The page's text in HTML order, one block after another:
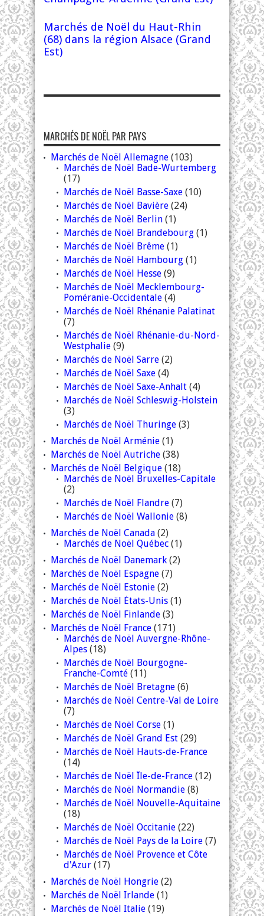
Marchés de Noël du Haut-Rhin
(68) dans la région Alsace (Grand
Est)
MARCHÉS DE NOËL PAR PAYS
Marchés de Noël Allemagne (103)
Marchés de Noël Bade-Wurtemberg
(17)
Marchés de Noël Basse-Saxe (10)
Marchés de Noël Bavière (24)
Marchés de Noël Berlin (1)
Marchés de Noël Brandebourg (1)
Marchés de Noël Brême (1)
Marchés de Noël Hambourg (1)
Marchés de Noël Hesse (9)
Marchés de Noël Mecklembourg-
Poméranie-Occidentale (4)
Marchés de Noël Rhénanie Palatinat
(7)
Marchés de Noël Rhénanie-du-Nord-
Westphalie (9)
Marchés de Noël Sarre (2)
Marchés de Noël Saxe (4)
Marchés de Noël Saxe-Anhalt (4)
Marchés de Noël Schleswig-Holstein
(3)
Marchés de Noël Thuringe (3)
Marchés de Noël Arménie (1)
Marchés de Noël Autriche (38)
Marchés de Noël Belgique (18)
Marchés de Noël Bruxelles-Capitale
(2)
Marchés de Noël Flandre (7)
Marchés de Noël Wallonie (8)
Marchés de Noël Canada (2)
Marchés de Noël Québec (1)
Marchés de Noël Danemark (2)
Marchés de Noël Espagne (7)
Marchés de Noël Estonie (2)
Marchés de Noël États-Unis (1)
Marchés de Noël Finlande (3)
Marchés de Noël France (171)
Marchés de Noël Auvergne-Rhône-
Alpes (18)
Marchés de Noël Bourgogne-
Franche-Comté (11)
Marchés de Noël Bretagne (6)
Marchés de Noël Centre-Val de Loire
(7)
Marchés de Noël Corse (1)
Marchés de Noël Grand Est (29)
Marchés de Noël Hauts-de-France
(14)
Marchés de Noël Île-de-France (12)
Marchés de Noël Normandie (8)
Marchés de Noël Nouvelle-Aquitaine
(18)
Marchés de Noël Occitanie (22)
Marchés de Noël Pays de la Loire (7)
Marchés de Noël Provence et Côte
d'Azur (17)
Marchés de Noël Hongrie (2)
Marchés de Noël Irlande (1)
Marchés de Noël Italie (19)